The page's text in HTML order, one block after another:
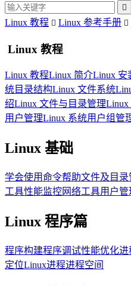

Linux 教程  Linux 参考手册 
Linux 教程
Linux 教程Linux 简介Linux 安
统目录结构Linux 文件系统
绍Linux 文件与目录管理Linux
用户管理Linux 系统用户组管
Linux 基础
学会使用命令帮助文件及目录
工具性能监控网络工具用户
Linux 程序篇
程序构建程序调试性能优化进
定位Linux进程进程空间